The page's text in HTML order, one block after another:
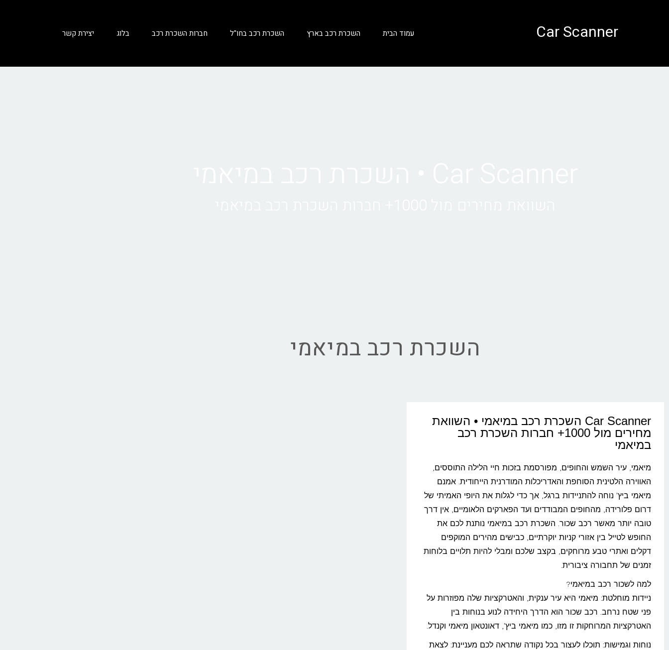
Car Scanner עמוד הבית השכרת רכב בארץ השכרת רכב בחו"ל חברות השכרת רכב בלוג יצירת קשר
השכרת רכב במיאמי
Car Scanner השכרת רכב במיאמי • השוואת
מחירים מול 1000+ חברות השכרת רכב
במיאמי
מיאמי, עיר השמש והחופים, מפורסמת בזכות חיי הלילה התוססים,
האווירה הלטינית הסוחפת והאדריכלות המודרנית הייחודית. אמנם
מיאמי ביץ' נוחה להתניידות ברגל, אך כדי לגלות את היופי האמיתי של
דרום פלורידה, מהחופים המבודדים ועד הפארקים הלאומיים, אין דרך
טובה יותר מאשר רכב שכור. השכרת רכב במיאמי נותנת לכם את
החופש לטייל בין אזורי קניות יוקרתיים, כבישים מהירים המוקפים
דקלים ואתרי טבע מרוחקים, בקצב שלכם ומבלי להיות תלויים בלוחות
זמנים של תחבורה ציבורית.
למה לשכור רכב במיאמי?
ניידות מוחלטת: מיאמי היא עיר ענקית, והאטרקציות שלה מפוזרות על
פני שטח נרחב. רכב שכור הוא הדרך היחידה לנוע בנוחות בין
האטרקציות המרוחקות זו מזו, כמו מיאמי ביץ', דאונטאון מיאמי וקנדל.
נוחות וגמישות: תוכלו לעצור בכל נקודה שתראה לכם מעניינת: לצאת